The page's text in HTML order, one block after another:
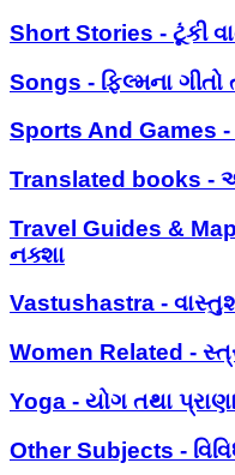
Short Stories - ટૂંકી
Songs - ફિલ્મના ગીતો
Sports And Games
Translated books -
Travel Guides &
નક્શા
Vastushastra -
Women Related -
Yoga - યોગ તથા
Other Subjects -